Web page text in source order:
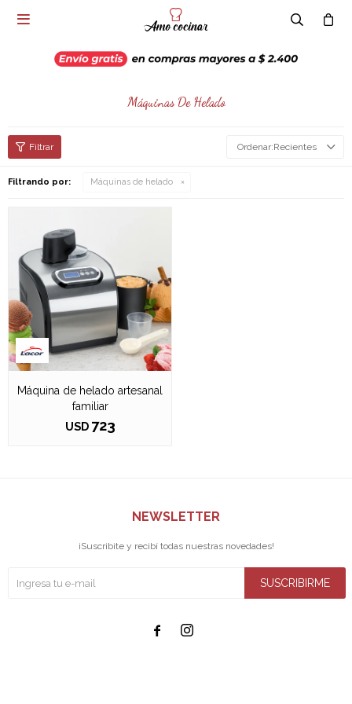

Máquinas De Helado
Recientes
Filtrando por: Máquinas de helado
Máquina de helado artesanal
familiar
USD 723
NEWSLETTER
¡Suscribite y recibí todas nuestras novedades!
SUSCRIBIRME
 